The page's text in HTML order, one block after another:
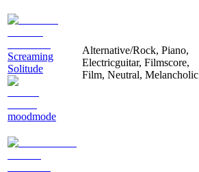
Screaming
Solitude
moodmode
Alternative/Rock, Piano,
Electricguitar, Filmscore,
Film, Neutral, Melancholic